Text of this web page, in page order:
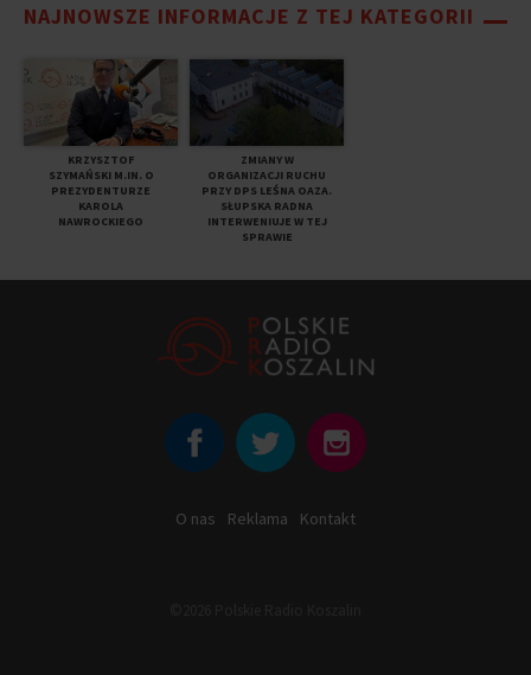
NAJNOWSZE INFORMACJE Z TEJ KATEGORII
KRZYSZTOF
SZYMAŃSKI M.IN. O
PREZYDENTURZE
KAROLA
NAWROCKIEGO
ZMIANY W
ORGANIZACJI RUCHU
PRZY DPS LEŚNA OAZA.
SŁUPSKA RADNA
INTERWENIUJE W TEJ
SPRAWIE
O nas Reklama Kontakt